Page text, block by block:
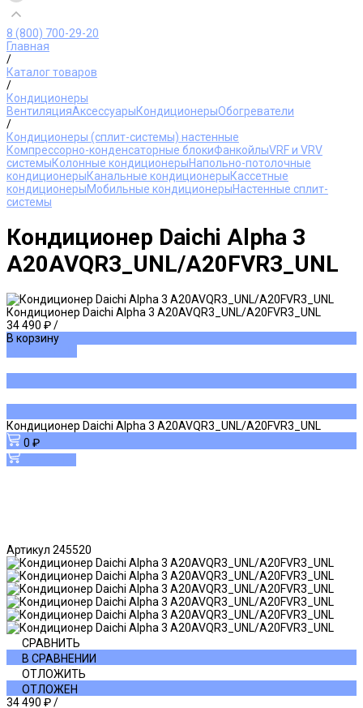
8 (800) 700-29-20
Главная
/
Каталог товаров
/
Кондиционеры
ВентиляцияАксессуарыКондиционерыОбогреватели
/
Кондиционеры (сплит-системы) настенные
Компрессорно-конденсаторные блокиФанкойлыVRF и VRV
системыКолонные кондиционерыНапольно-потолочные
кондиционерыКанальные кондиционерыКассетные
кондиционерыМобильные кондиционерыНастенные сплит-
системы
Кондиционер Daichi Alpha 3
A20AVQR3_UNL/A20FVR3_UNL
Кондиционер Daichi Alpha 3 A20AVQR3_UNL/A20FVR3_UNL
34 490 ₽/
В корзину
Кондиционер Daichi Alpha 3 A20AVQR3_UNL/A20FVR3_UNL
0 ₽
Артикул 245520
СРАВНИТЬ
В СРАВНЕНИИ
ОТЛОЖИТЬ
ОТЛОЖЕН
34 490 ₽/